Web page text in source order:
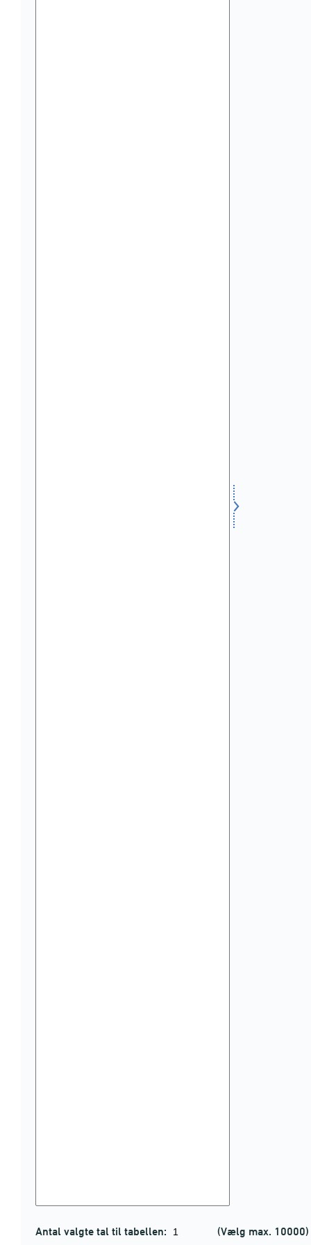
Antal valgte tal til tabellen: (Vælg max. 10000)